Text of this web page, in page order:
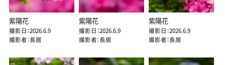
紫陽花
撮影日：2026.6.9
撮影者：長居
紫陽花
撮影日：2026.6.9
撮影者：長居
紫陽花
撮影日：2026.6.9
撮影者：長居